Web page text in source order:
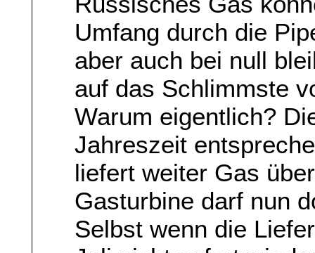
Umfang durch die
aber auch bei null
auf das Schlimmste
Warum eigentlich?
Jahreszeit
liefert weiter Gas
Gasturbine darf nun
Selbst wenn die